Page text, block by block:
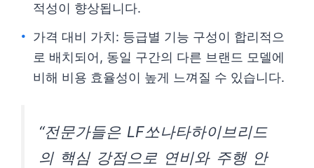
적성이 향상됩니다.
가격 대비 가치: 등급별 기능 구성이 합리적으
로 배치되어, 동일 구간의 다른 브랜드 모델에
비해 비용 효율성이 높게 느껴질 수 있습니다.
“전문가들은 LF쏘나타하이브리드
의 핵심 강점으로 연비와 주행 안